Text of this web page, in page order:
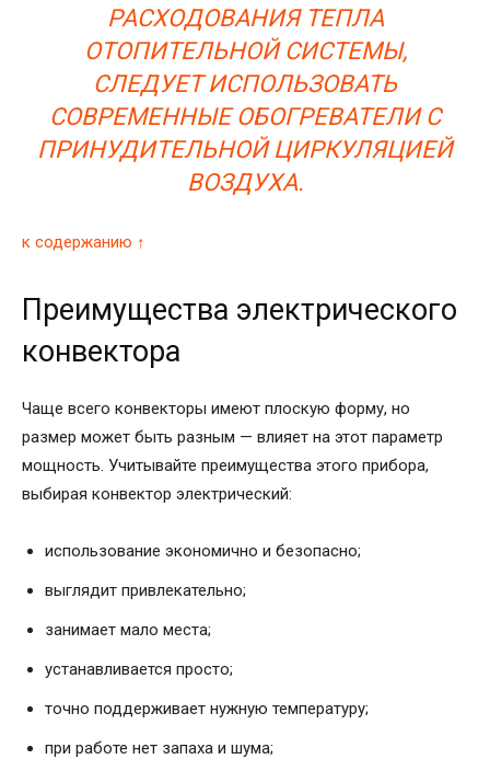
РАСХОДОВАНИЯ ТЕПЛА
ОТОПИТЕЛЬНОЙ СИСТЕМЫ,
СЛЕДУЕТ ИСПОЛЬЗОВАТЬ
СОВРЕМЕННЫЕ ОБОГРЕВАТЕЛИ С
ПРИНУДИТЕЛЬНОЙ ЦИРКУЛЯЦИЕЙ
ВОЗДУХА.
к содержанию ↑
Преимущества электрического
конвектора
Чаще всего конвекторы имеют плоскую форму, но
размер может быть разным — влияет на этот параметр
мощность. Учитывайте преимущества этого прибора,
выбирая конвектор электрический:
использование экономично и безопасно;
выглядит привлекательно;
занимает мало места;
устанавливается просто;
точно поддерживает нужную температуру;
при работе нет запаха и шума;